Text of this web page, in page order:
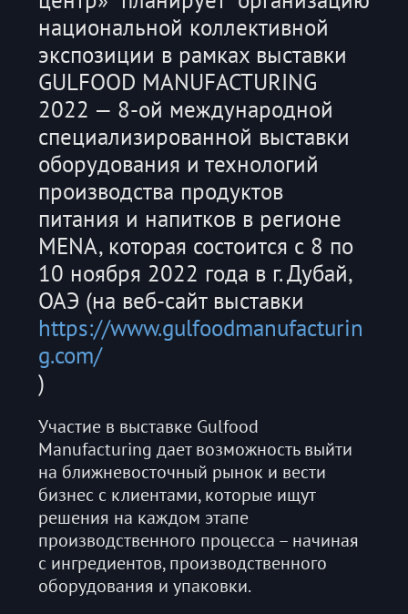
национальной коллективной
экспозиции в рамках выставки
GULFOOD MANUFACTURING
2022 — 8-ой международной
специализированной выставки
оборудования и технологий
производства продуктов
питания и напитков в регионе
MENA, которая состоится с 8 по
10 ноября 2022 года в г. Дубай,
ОАЭ (на веб-сайт выставки
https://www.gulfoodmanufacturin
g.com/
)
Участие в выставке Gulfood
Manufacturing дает возможность выйти
на ближневосточный рынок и вести
бизнес с клиентами, которые ищут
решения на каждом этапе
производственного процесса – начиная
с ингредиентов, производственного
оборудования и упаковки.